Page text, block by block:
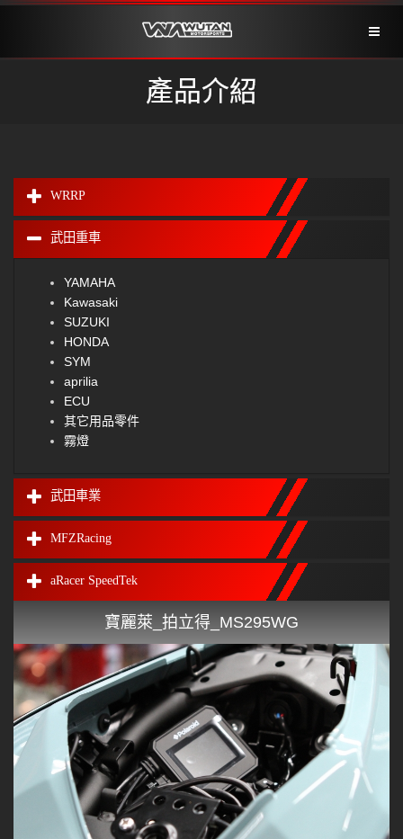
產品介紹
WRRP
武田重車
YAMAHA
Kawasaki
SUZUKI
HONDA
SYM
aprilia
ECU
其它用品零件
霧燈
武田車業
MFZRacing
aRacer SpeedTek
寶麗萊_拍立得_MS295WG